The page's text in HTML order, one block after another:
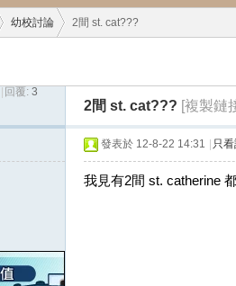
幼校討論 2間 st. cat???
回覆: 3
2間 st. cat??? [複製鏈
發表於 12-8-22 14:31 只
我見有2間 st. catherine